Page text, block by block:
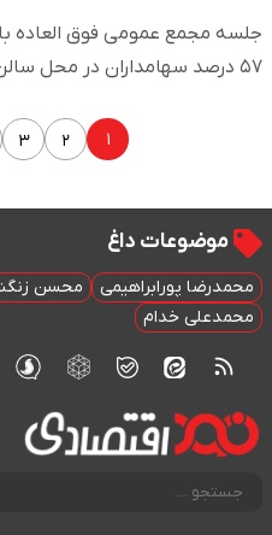
جلسه مجمع عمومی فوق العاده
۵۷ درصد سهامداران در محل سالن اجتماعات بانک برگزار شد.
۱ ۲ ۳
موضوعات داغ
محمدرضا پورابراهیمی محسن
محمدعلی خدام